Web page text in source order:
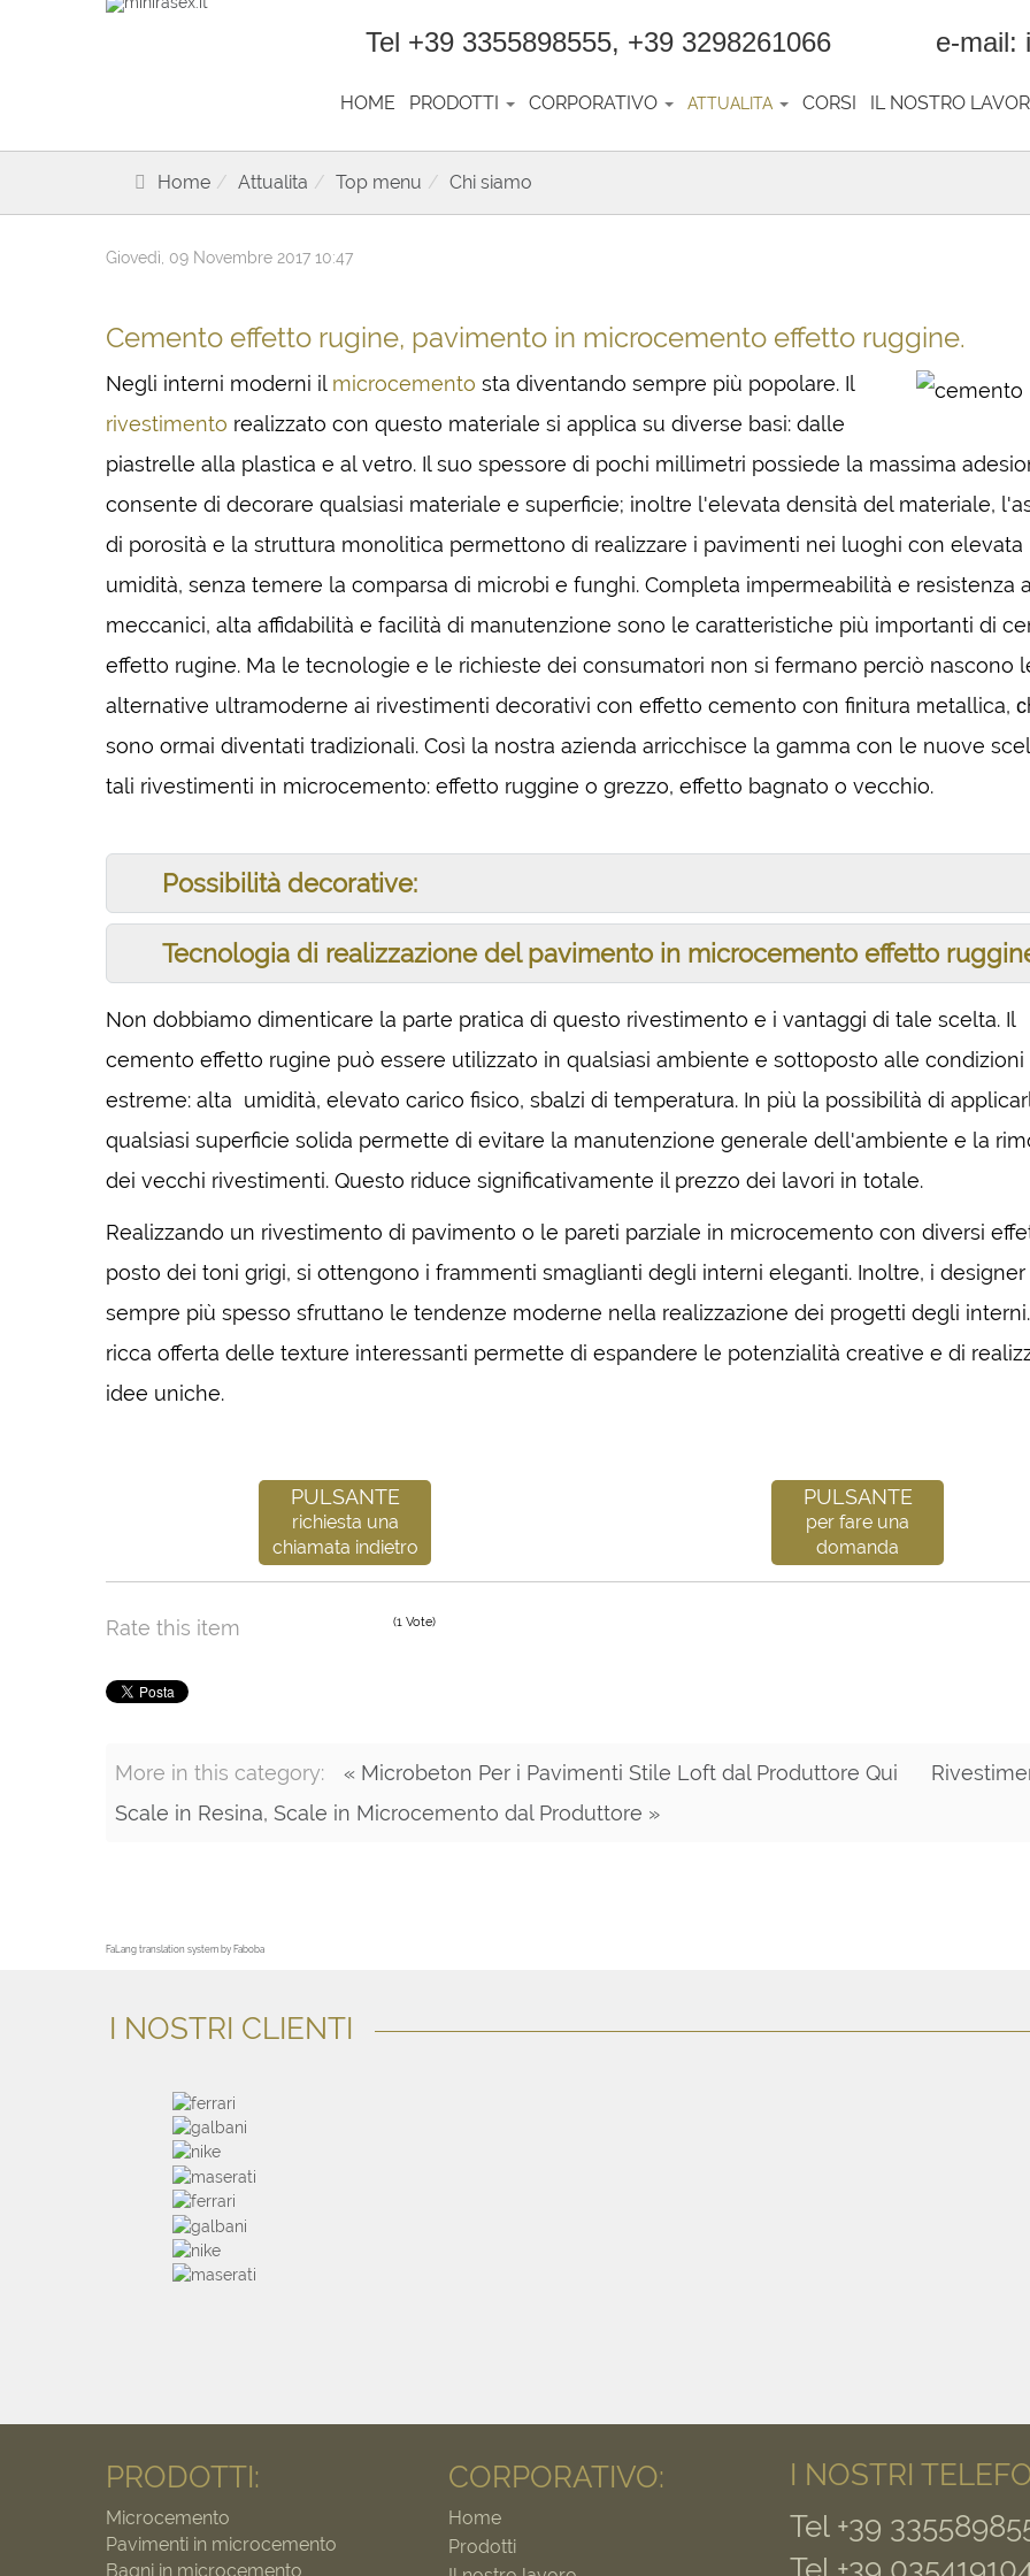
Tel +39 3355898555, +39 3298261066 e-mail:
HOME PRODOTTI CORPORATIVO ATTUALITA CORSI IL NOSTRO
Home Attualita Top menu Chi siamo
Giovedì, 09 Novembre 2017 10:47
Cemento effetto rugine, pavimento in microcemento effetto ruggine.
Negli interni moderni il microcemento sta diventando sempre più popolare. Il
rivestimento realizzato con questo materiale si applica su diverse basi: dalle
piastrelle alla plastica e al vetro. Il suo spessore di pochi millimetri possiede la massima
consente di decorare qualsiasi materiale e superficie; inoltre l'elevata densità del materiale,
di porosità e la struttura monolitica permettono di realizzare i pavimenti nei luoghi con elevata
umidità, senza temere la comparsa di microbi e funghi. Completa impermeabilità e resistenza
meccanici, alta affidabilità e facilità di manutenzione sono le caratteristiche più importanti di
effetto rugine. Ma le tecnologie e le richieste dei consumatori non si fermano perciò nascono
alternative ultramoderne ai rivestimenti decorativi con effetto cemento con finitura metallica,
sono ormai diventati tradizionali. Così la nostra azienda arricchisce la gamma con le nuove
tali rivestimenti in microcemento: effetto ruggine o grezzo, effetto bagnato o vecchio.
Possibilità decorative:
Tecnologia di realizzazione del pavimento in microcemento effetto
Non dobbiamo dimenticare la parte pratica di questo rivestimento e i vantaggi di tale scelta. Il
cemento effetto rugine può essere utilizzato in qualsiasi ambiente e sottoposto alle condizioni
estreme: alta umidità, elevato carico fisico, sbalzi di temperatura. In più la possibilità di
qualsiasi superficie solida permette di evitare la manutenzione generale dell'ambiente e la
dei vecchi rivestimenti. Questo riduce significativamente il prezzo dei lavori in totale.
Realizzando un rivestimento di pavimento o le pareti parziale in microcemento con diversi
posto dei toni grigi, si ottengono i frammenti smaglianti degli interni eleganti. Inoltre, i designer
sempre più spesso sfruttano le tendenze moderne nella realizzazione dei progetti degli
ricca offerta delle texture interessanti permette di espandere le potenzialità creative e di
idee uniche.
Pulsante
richiesta una
chiamata indietro
Pulsante
per fare una
domanda
Rate this item (1 Vote)
More in this category: « Microbeton Per i Pavimenti Stile Loft dal Produttore Qui
Scale in Resina, Scale in Microcemento dal Produttore »
FaLang translation system by Faboba
I NOSTRI CLIENTI
PRODOTTI:
Microcemento
Pavimenti in microcemento
Bagni in microcemento
CORPORATIVO:
Home
Prodotti
I NOSTRI
Tel +39